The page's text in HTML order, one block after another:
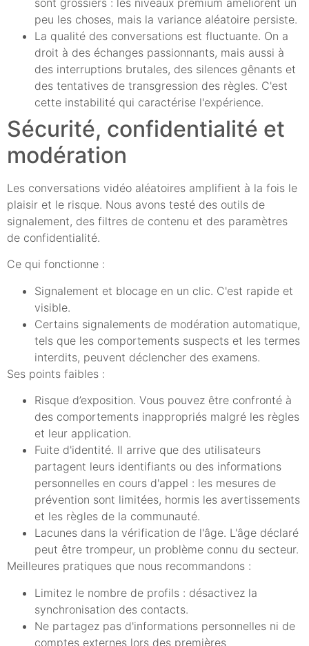
sont grossiers : les niveaux premium améliorent un
peu les choses, mais la variance aléatoire persiste.
La qualité des conversations est fluctuante. On a
droit à des échanges passionnants, mais aussi à
des interruptions brutales, des silences gênants et
des tentatives de transgression des règles. C'est
cette instabilité qui caractérise l'expérience.
Sécurité, confidentialité et
modération
Les conversations vidéo aléatoires amplifient à la fois le
plaisir et le risque. Nous avons testé des outils de
signalement, des filtres de contenu et des paramètres
de confidentialité.
Ce qui fonctionne :
Signalement et blocage en un clic. C'est rapide et
visible.
Certains signalements de modération automatique,
tels que les comportements suspects et les termes
interdits, peuvent déclencher des examens.
Ses points faibles :
Risque d’exposition. Vous pouvez être confronté à
des comportements inappropriés malgré les règles
et leur application.
Fuite d'identité. Il arrive que des utilisateurs
partagent leurs identifiants ou des informations
personnelles en cours d'appel : les mesures de
prévention sont limitées, hormis les avertissements
et les règles de la communauté.
Lacunes dans la vérification de l'âge. L'âge déclaré
peut être trompeur, un problème connu du secteur.
Meilleures pratiques que nous recommandons :
Limitez le nombre de profils : désactivez la
synchronisation des contacts.
Ne partagez pas d'informations personnelles ni de
comptes externes lors des premières